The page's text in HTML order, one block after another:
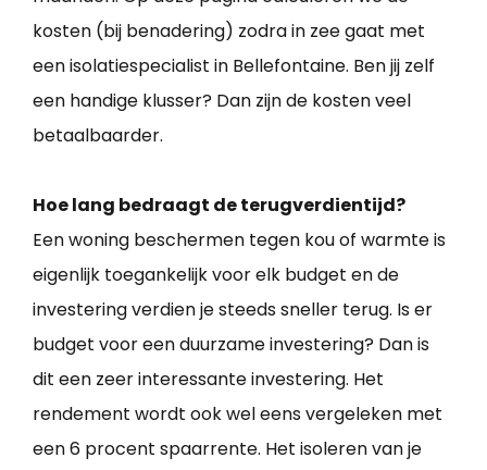
kosten (bij benadering) zodra in zee gaat met
een isolatiespecialist in Bellefontaine. Ben jij zelf
een handige klusser? Dan zijn de kosten veel
betaalbaarder.
Hoe lang bedraagt de terugverdientijd?
Een woning beschermen tegen kou of warmte is
eigenlijk toegankelijk voor elk budget en de
investering verdien je steeds sneller terug. Is er
budget voor een duurzame investering? Dan is
dit een zeer interessante investering. Het
rendement wordt ook wel eens vergeleken met
een 6 procent spaarrente. Het isoleren van je